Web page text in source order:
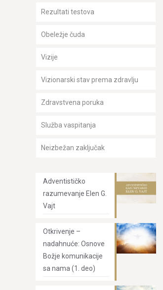
Rezultati testova
Obeležje čuda
Vizije
Vizionarski stav prema zdravlju
Zdravstvena poruka
Služba vaspitanja
Neizbežan zaključak
Adventističko
razumevanje Elen G.
Vajt
Otkrivenje –
nadahnuće: Osnove
Božje komunikacije
sa nama (1. deo)